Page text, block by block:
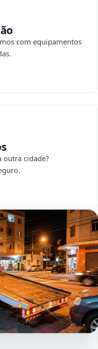
com equipamentos
outra cidade?